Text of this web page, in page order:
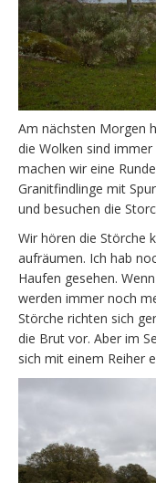
Am nächsten Morgen
die Wolken sind
machen wir eine
Granitfindlinge mit
und besuchen die
Wir hören die Störche
aufräumen. Ich hab
Haufen gesehen.
werden immer noch
Störche richten sich
die Brut vor. Aber im
sich mit einem Reiher